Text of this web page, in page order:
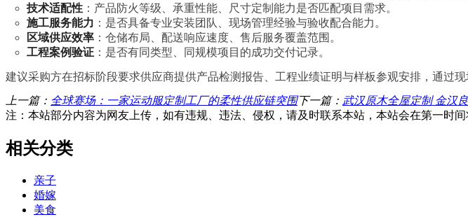
技术适配性 ：产品防火等级、承重性能、尺寸定制能力是否匹配项目需求。
施工服务能力 ：是否具备专业安装团队、现场管理经验与验收配合能力。
区域供应效率 ：仓储布局、配送响应速度、售后服务覆盖范围。
工程案例验证 ：是否有同类型、同规模项目的成功交付记录。
建议采购方在招标阶段要求供应商提供产品检测报告、工程业绩证明与样板参观安排，通过
上一篇： 全球赛场：一家运动服定制工厂的柔性供应链突围下一篇： 武汉原木全屋定制 金汉
注：本站部分内容为网友上传，如有违规、违法、侵权，请及时联系本站，本站会在第一时间
相关分类
亲子
婚嫁
美食